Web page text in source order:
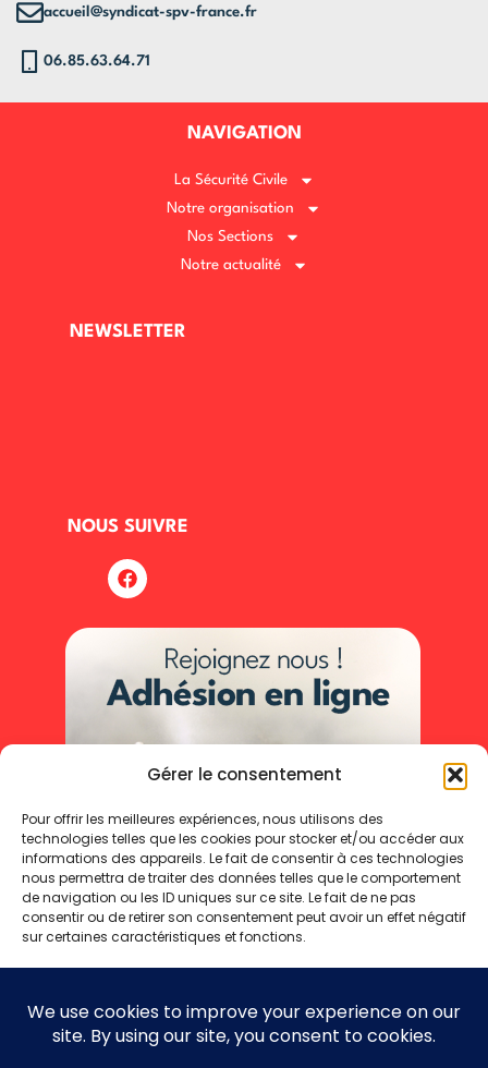
Gérer le consentement
Pour offrir les meilleures expériences, nous utilisons des
technologies telles que les cookies pour stocker et/ou accéder aux
informations des appareils. Le fait de consentir à ces technologies
nous permettra de traiter des données telles que le comportement
de navigation ou les ID uniques sur ce site. Le fait de ne pas
consentir ou de retirer son consentement peut avoir un effet négatif
sur certaines caractéristiques et fonctions.
Refuser
accueil@syndicat-spv-france.fr
06.85.63.64.71
NAVIGATION
La Sécurité Civile
Notre organisation
Nos Sections
Notre actualité
NEWSLETTER
NOUS SUIVRE
Mentions légales
Politique de cookies